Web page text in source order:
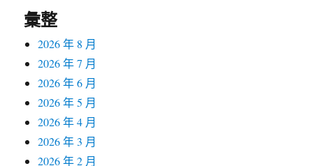
彙整
2026 年 8 月
2026 年 7 月
2026 年 6 月
2026 年 5 月
2026 年 4 月
2026 年 3 月
2026 年 2 月